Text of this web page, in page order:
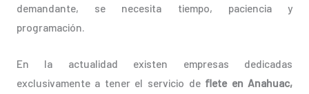
demandante, se necesita tiempo, paciencia y
programación.
En la actualidad existen empresas dedicadas
exclusivamente a tener el servicio deflete en Anahuac,